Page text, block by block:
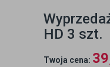
HD 3 szt.
Twoja cena: